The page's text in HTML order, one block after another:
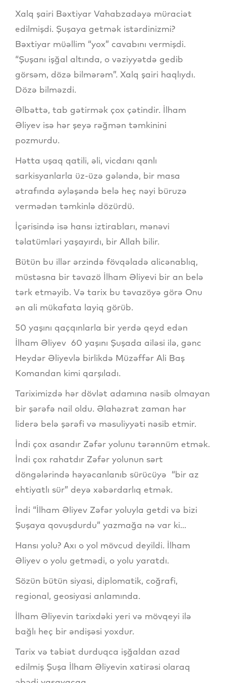
Xalq şairi Bəxtiyar Vahabzadəyə müraciət
edilmişdi. Şuşaya getmək istərdinizmi?
Bəxtiyar müəllim “yox” cavabını vermişdi.
“Şuşanı işğal altında, o vəziyyətdə gedib
görsəm, dözə bilmərəm”. Xalq şairi haqlıydı.
Dözə bilməzdi.
Əlbəttə, tab gətirmək çox çətindir. İlham
Əliyev isə hər şeyə rəğmən təmkinini
pozmurdu.
Hətta uşaq qatili, əli, vicdanı qanlı
sarkisyanlarla üz-üzə gələndə, bir masa
ətrafında əyləşəndə belə heç nəyi büruzə
vermədən təmkinlə dözürdü.
İçərisində isə hansı iztirabları, mənəvi
təlatümləri yaşayırdı, bir Allah bilir.
Bütün bu illər ərzində fövqəladə alicənablıq,
müstəsna bir təvazö İlham Əliyevi bir an belə
tərk etməyib. Və tarix bu təvazöyə görə Onu
ən ali mükafata layiq görüb.
50 yaşını qaçqınlarla bir yerdə qeyd edən
İlham Əliyev 60 yaşını Şuşada ailəsi ilə, gənc
Heydər Əliyevlə birlikdə Müzəffər Ali Baş
Komandan kimi qarşıladı.
Tariximizdə hər dövlət adamına nəsib olmayan
bir şərəfə nail oldu. Əlahəzrət zaman hər
liderə belə şərəfi və məsuliyyəti nəsib etmir.
İndi çox asandır Zəfər yolunu tərənnüm etmək.
İndi çox rahatdır Zəfər yolunun sərt
döngələrində həyəcanlanıb sürücüyə “bir az
ehtiyatlı sür” deyə xəbərdarlıq etmək.
İndi “İlham Əliyev Zəfər yoluyla getdi və bizi
Şuşaya qovuşdurdu” yazmağa nə var ki...
Hansı yolu? Axı o yol mövcud deyildi. İlham
Əliyev o yolu getmədi, o yolu yaratdı.
Sözün bütün siyasi, diplomatik, coğrafi,
regional, geosiyasi anlamında.
İlham Əliyevin tarixdəki yeri və mövqeyi ilə
bağlı heç bir əndişəsi yoxdur.
Tarix və təbiət durduqca işğaldan azad
edilmiş Şuşa İlham Əliyevin xatirəsi olaraq